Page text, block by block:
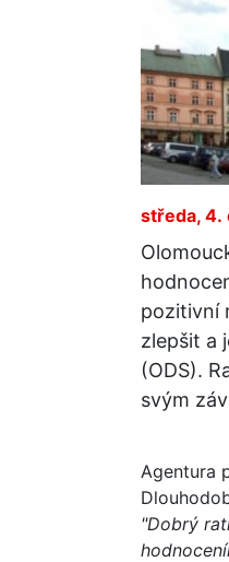
středa, 4.
pozitivní
zlepšit a
(ODS).
svým
Agentura
"Dobrý